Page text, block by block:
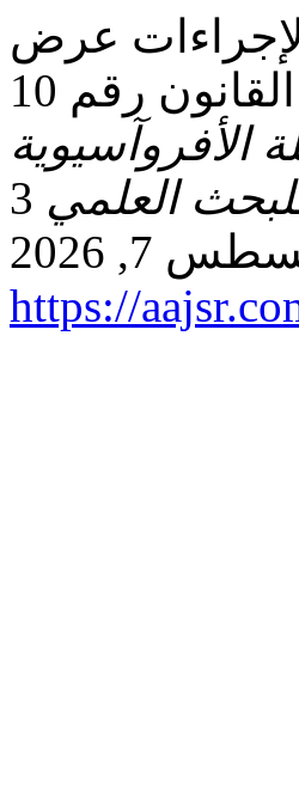
عرض
النزاع على هيئة التحكيم الالكتروني ضمن القانون رقم 10
الأفروآسيوية
العلمي 3, no. 3 (يوليو 4, 2025): 20–31. تاريخ الوصول
https://